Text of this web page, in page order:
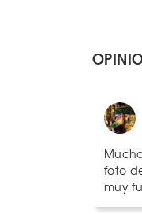
foto
muy